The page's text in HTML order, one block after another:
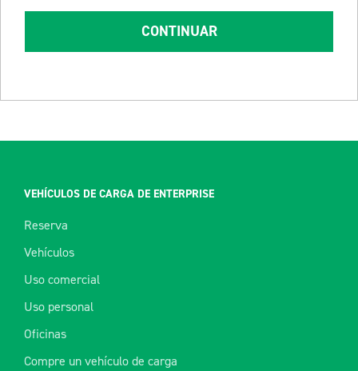
CONTINUAR
VEHÍCULOS DE CARGA DE ENTERPRISE
Reserva
Vehículos
Uso comercial
Uso personal
Oficinas
Compre un vehículo de carga